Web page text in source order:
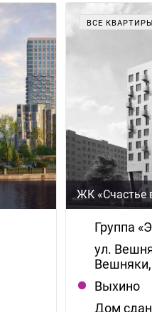
ВСЕ
ЖК «Счастье
Группа
ул.
Выхино
Дом сдан